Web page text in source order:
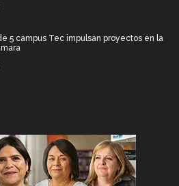
5 campus Tec impulsan proyectos en la